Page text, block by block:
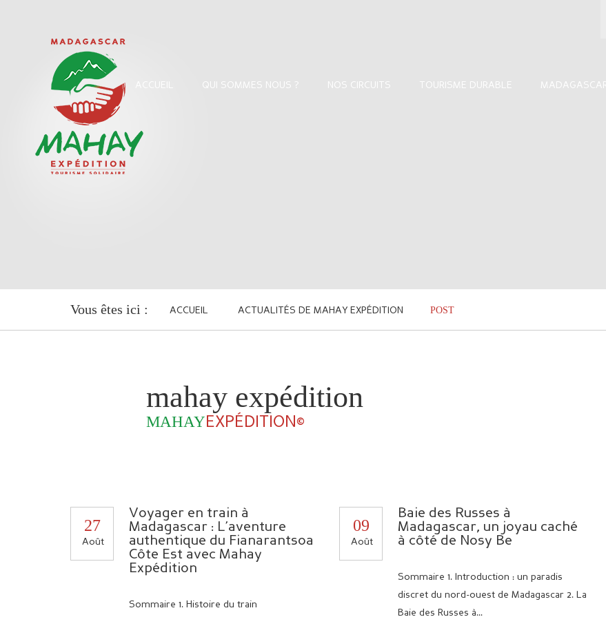
QUI SOMMES NOUS ? NOS CIRCUITS TOURISME DURABLE
Vous êtes ici : ACCUEIL ACTUALITÉS DE MAHAY EXPÉDITION POST
mahay expédition
MAHAY EXPÉDITION©
27
Août
Voyager en train à
Madagascar : L’aventure
authentique du Fianarantsoa
Côte Est avec Mahay
Expédition
Sommaire 1. Histoire du train
09
Août
Baie des Russes à
Madagascar, un joyau caché
à côté de Nosy Be
Sommaire 1. Introduction : un paradis
discret du nord-ouest de Madagascar 2. La
Baie des Russes à...